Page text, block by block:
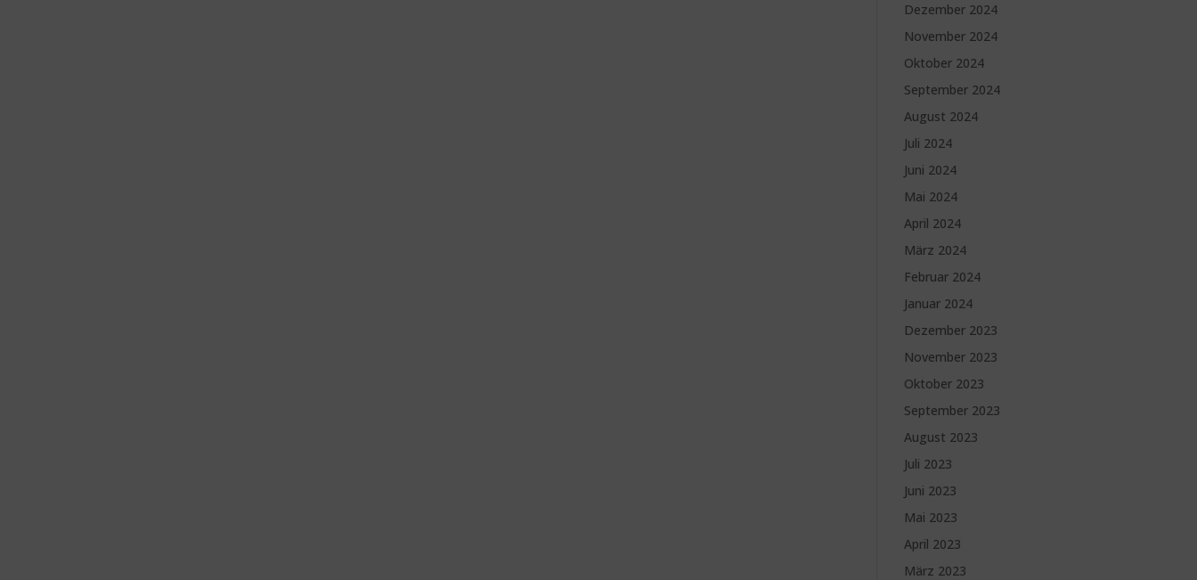
Dezember 2024
November 2024
Oktober 2024
September 2024
August 2024
Juli 2024
Juni 2024
Mai 2024
April 2024
März 2024
Februar 2024
Januar 2024
Dezember 2023
November 2023
Oktober 2023
September 2023
August 2023
Juli 2023
Juni 2023
Mai 2023
April 2023
März 2023